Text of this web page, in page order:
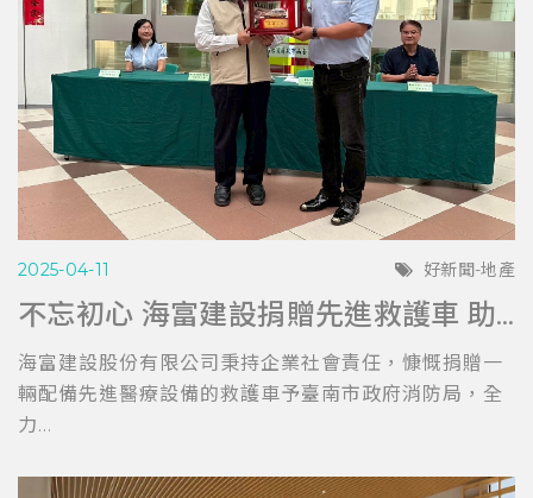
2025-04-11 好新聞-地產
不忘初心 海富建設捐贈先進救護車 助力台南消防局提升救護效能
海富建設股份有限公司秉持企業社會責任，慷慨捐贈一
輛配備先進醫療設備的救護車予臺南市政府消防局，全
力...